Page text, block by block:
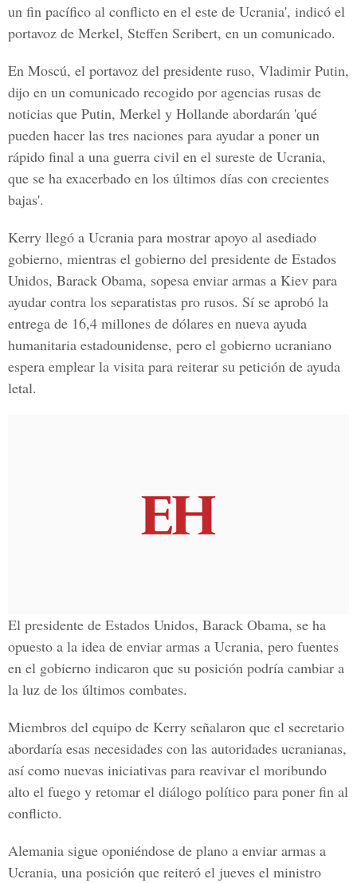
un fin pacífico al conflicto en el este de Ucrania', indicó el
portavoz de Merkel, Steffen Seribert, en un comunicado.
En Moscú, el portavoz del presidente ruso, Vladimir Putin,
dijo en un comunicado recogido por agencias rusas de
noticias que Putin, Merkel y Hollande abordarán 'qué
pueden hacer las tres naciones para ayudar a poner un
rápido final a una guerra civil en el sureste de Ucrania,
que se ha exacerbado en los últimos días con crecientes
bajas'.
Kerry llegó a Ucrania para mostrar apoyo al asediado
gobierno, mientras el gobierno del presidente de Estados
Unidos, Barack Obama, sopesa enviar armas a Kiev para
ayudar contra los separatistas pro rusos. Sí se aprobó la
entrega de 16,4 millones de dólares en nueva ayuda
humanitaria estadounidense, pero el gobierno ucraniano
espera emplear la visita para reiterar su petición de ayuda
letal.
El presidente de Estados Unidos, Barack Obama, se ha
opuesto a la idea de enviar armas a Ucrania, pero fuentes
en el gobierno indicaron que su posición podría cambiar a
la luz de los últimos combates.
Miembros del equipo de Kerry señalaron que el secretario
abordaría esas necesidades con las autoridades ucranianas,
así como nuevas iniciativas para reavivar el moribundo
alto el fuego y retomar el diálogo político para poner fin al
conflicto.
Alemania sigue oponiéndose de plano a enviar armas a
Ucrania, una posición que reiteró el jueves el ministro